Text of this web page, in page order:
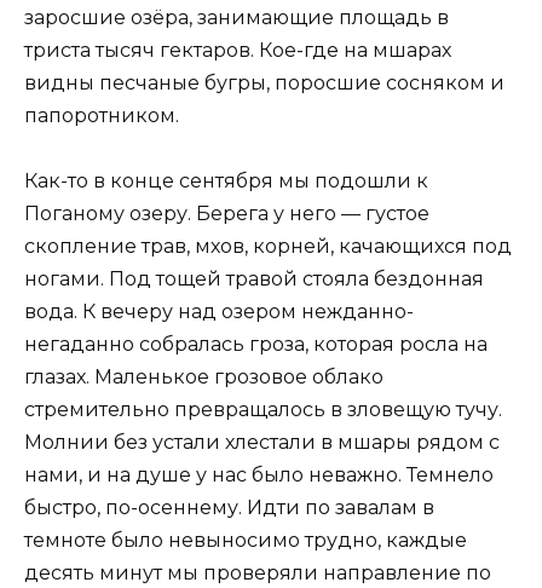
заросшие озёра, занимающие площадь в
триста тысяч гектаров. Кое-где на мшарах
видны песчаные бугры, по­росшие сосняком и
папоротником.
Как-то в конце сентября мы подошли к
Поганому озеру. Берега у него — густое
скопление трав, мхов, корней, качающихся под
но­гами. Под тощей травой стояла бездонная
вода. К вечеру над озером нежданно-
негаданно собралась гроза, которая росла на
глазах. Ма­ленькое грозовое облако
стремительно превращалось в зловещую ту­чу.
Молнии без устали хлестали в мшары рядом с
нами, и на душе у нас было неважно. Темнело
быстро, по-осеннему. Идти по завалам в
темноте было невыносимо трудно, каждые
десять минут мы проверя­ли направление по